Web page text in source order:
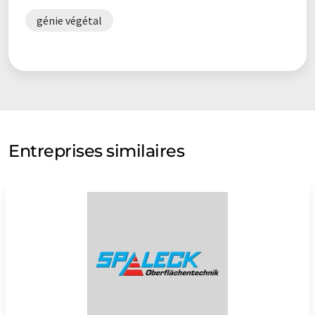
génie végétal
Entreprises similaires